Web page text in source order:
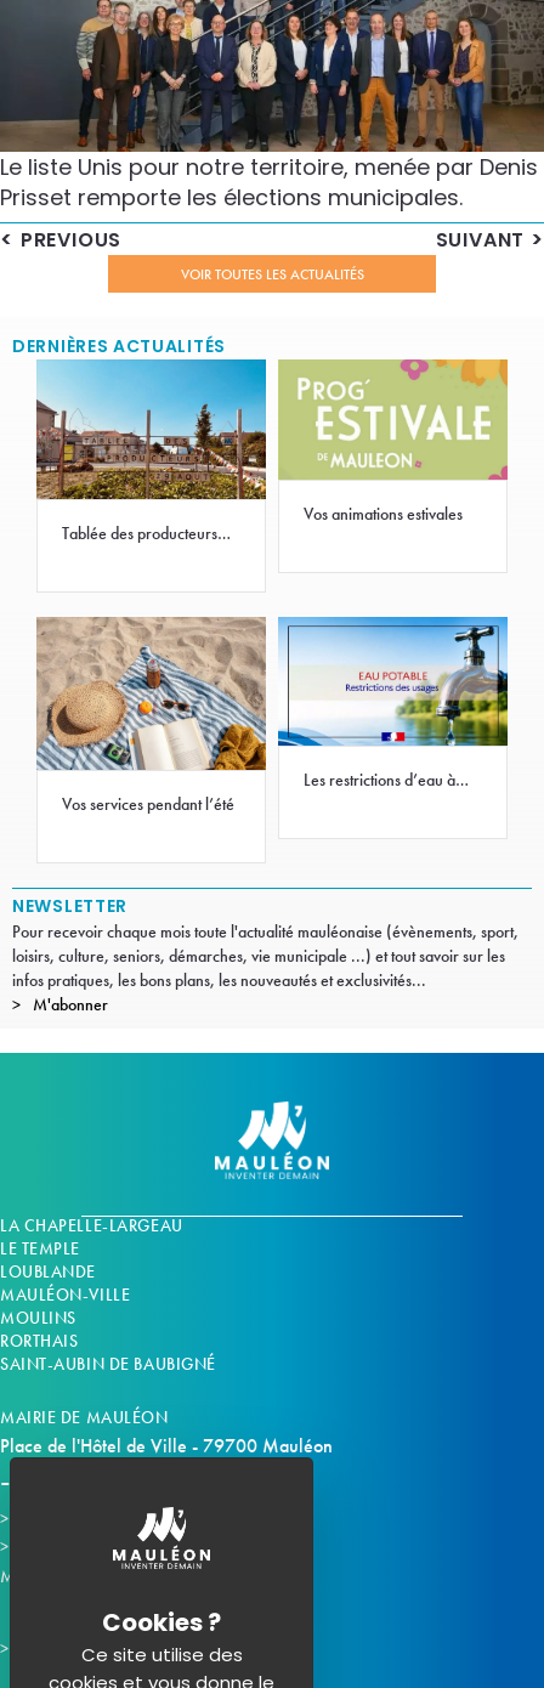
Le liste Unis pour notre territoire, menée par Denis
Prisset remporte les élections municipales.
PREVIOUS SUIVANT
VOIR TOUTES LES ACTUALITÉS
DERNIÈRES ACTUALITÉS
Tablée des producteurs
Vos animations estivales
Vos services pendant l’été
Les restrictions d’eau à
NEWSLETTER
Pour recevoir chaque mois toute l'actualité mauléonaise (évènements, sport,
loisirs, culture, seniors, démarches, vie municipale ...) et tout savoir sur les
infos pratiques, les bons plans, les nouveautés et exclusivités...
M'abonner
LA CHAPELLE-LARGEAU
LE TEMPLE
LOUBLANDE
MAULÉON-VILLE
MOULINS
RORTHAIS
SAINT-AUBIN DE BAUBIGNÉ
MAIRIE DE MAULÉON
Place de l'Hôtel de Ville - 79700 Mauléon
Horaires d'ouverture
Contacter la mairie
Mauléon sur les réseaux :
Ce site utilise des
cookies et vous donne le